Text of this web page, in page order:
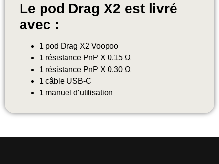
Le pod Drag X2 est livré
avec :
1 pod Drag X2 Voopoo
1 résistance PnP X 0.15 Ω
1 résistance PnP X 0.30 Ω
1 câble USB-C
1 manuel d’utilisation